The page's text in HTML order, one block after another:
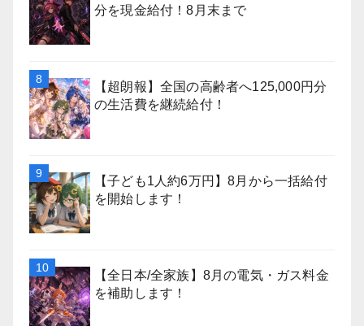
分を現金給付！8月末まで
【超朗報】全国の高齢者へ125,000円分
の生活費を継続給付！
【子ども1人約6万円】8月から一括給付
を開始します！
【全日本/全家族】8月の電気・ガス料金
を補助します！